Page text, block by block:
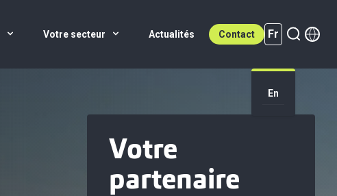
Votre secteur Actualités Contact Fr
Fr (active)
En
Votre
partenaire